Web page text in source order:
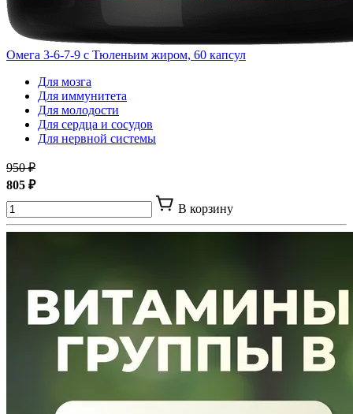
Омега 3-6-7-9 с Тюленьим жиром, 60 капсул
Для мозга
Для иммунитета
Для молодости
Для сердца и сосудов
Для нервной системы
950 ₽
805 ₽
В корзину